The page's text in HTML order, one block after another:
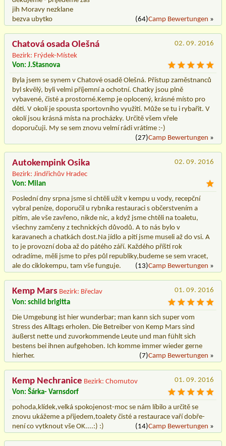
jih Moravy nezklane
bezva ubytko
(64)Camp Bewertungen »
Chatová osada Olešná
Bezirk: Frýdek-Místek
02. 09. 2016
Von: J.Stasnova
Byla jsem se synem v Chatové osadě Olešná. Přístup zaměstnanců
byl skvělý, byli velmi příjemní a ochotní. Chatky jsou plně
vybavené, čisté a prostorné.Kemp je oplocený, krásné místo pro
děti. V okolí je spousta sportovního využití. Může se tu i rybařit. V
okolí jsou krásná místa na procházky. Určitě všem vřele
doporučuji. My se sem znovu velmí rádi vrátíme :-)
(27)Camp Bewertungen »
Autokempink Osika
Bezirk: Jindřichův Hradec
02. 09. 2016
Von: Milan
Poslední dny srpna jsme si chtěli užít v kempu u vody, recepční
vybral peníze, doporučil u rybníka restauraci s občerstvením a
pitím, ale vše zavřeno, nikde nic, a když jsme chtěli na toaletu,
všechny zamčeny z technických důvodů. A to nás bylo v
karavanech a chatkách dost.Na jídlo a pití jsme museli až do vsi. A
to je provozní doba až do pátého září. Každého příští rok
odradíme, měli jsme to přes půl republiky,budeme se sem vracet,
ale do ciklokempu, tam vše funguje.
(13)Camp Bewertungen »
Kemp Mars Bezirk: Břeclav
01. 09. 2016
Von: schild brigitta
Die Umgebung ist hier wunderbar; man kann sich super vom
Stress des Alltags erholen. Die Betreiber von Kemp Mars sind
äußerst nette und zuvorkommende Leute und man fühlt sich
bestens bei ihnen aufgehoben. Ich komme immer wieder gerne
hierher.
(7)Camp Bewertungen »
Kemp Nechranice Bezirk: Chomutov
01. 09. 2016
Von: Šárka- Varnsdorf
pohoda,klídek,velká spokojenost-moc se nám líbilo a určitě se
znovu ukážeme a přijedem,toalety čisté a restaurace vaří dobře-
není co vytknout vše OK....:) :)
(14)Camp Bewertungen »